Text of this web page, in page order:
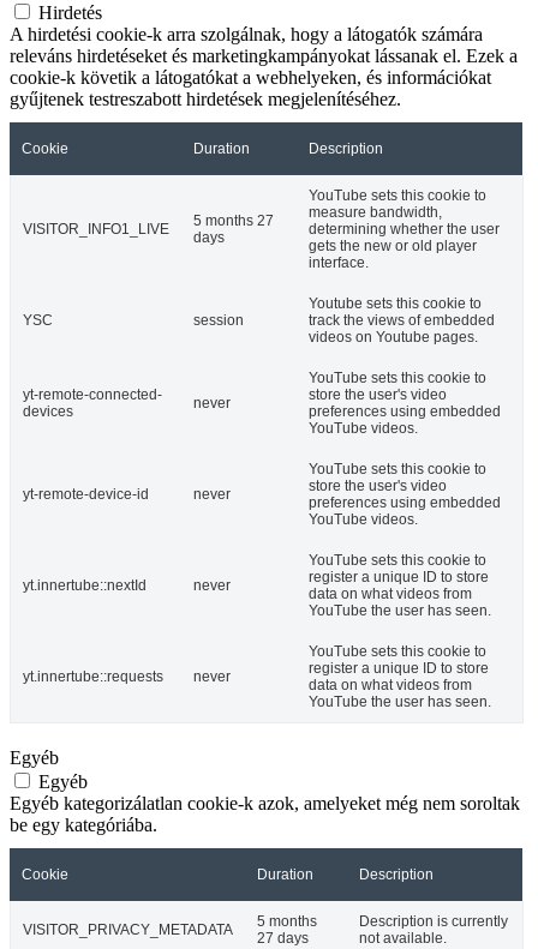
Hirdetés
A hirdetési cookie-k arra szolgálnak, hogy a látogatók számára
releváns hirdetéseket és marketingkampányokat lássanak el. Ezek a
cookie-k követik a látogatókat a webhelyeken, és információkat
gyűjtenek testreszabott hirdetések megjelenítéséhez.
Cookie Duration Description
VISITOR_INFO1_LIVE
5 months 27
days
YouTube sets this cookie to
measure bandwidth,
determining whether the user
gets the new or old player
interface.
YSC session
Youtube sets this cookie to
track the views of embedded
videos on Youtube pages.
yt-remote-connected-
devices
never
YouTube sets this cookie to
store the user's video
preferences using embedded
YouTube videos.
yt-remote-device-id never
YouTube sets this cookie to
store the user's video
preferences using embedded
YouTube videos.
yt.innertube::nextId never
YouTube sets this cookie to
register a unique ID to store
data on what videos from
YouTube the user has seen.
yt.innertube::requests never
YouTube sets this cookie to
register a unique ID to store
data on what videos from
YouTube the user has seen.
Egyéb
Egyéb
Egyéb kategorizálatlan cookie-k azok, amelyeket még nem soroltak
be egy kategóriába.
Cookie Duration Description
VISITOR_PRIVACY_METADATA
5 months
27 days
Description is currently
not available.